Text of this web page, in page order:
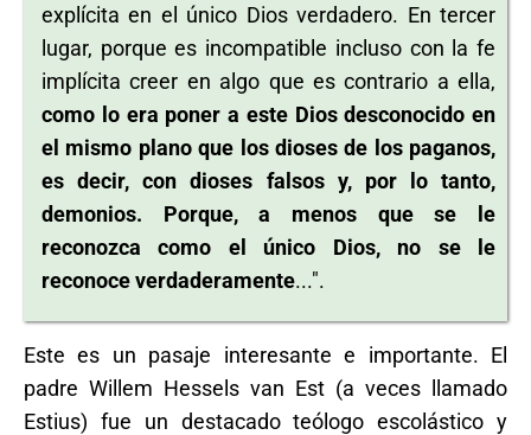
explícita en el único Dios verdadero. En tercer
lugar, porque es incompatible incluso con la fe
implícita creer en algo que es contrario a ella,
como lo era poner a este Dios desconocido en
el mismo plano que los dioses de los paganos,
es decir, con dioses falsos y, por lo tanto,
demonios. Porque, a menos que se le
reconozca como el único Dios, no se le
reconoce verdaderamente...".
Este es un pasaje interesante e importante. El
padre Willem Hessels van Est (a veces llamado
Estius) fue un destacado teólogo escolástico y